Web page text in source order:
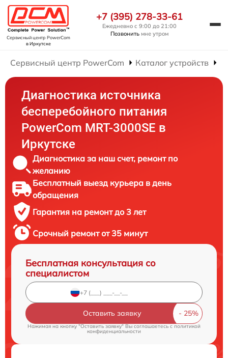
Сервисный центр PowerCom
в Иркутске
+7 (395) 278-33-61
Ежедневно с 9:00 до 21:00
Позвонить мне утром
Сервисный центр PowerCom Каталог устройств
Диагностика источника
бесперебойного питания
PowerCom MRT-3000SE в
Иркутске
Диагностика за наш счет, ремонт по
желанию
Бесплатный выезд курьера в день
обращения
Гарантия на ремонт до 3 лет
Срочный ремонт от 35 минут
Бесплатная консультация со
специалистом
Оставить заявку
Нажимая на кнопку "Оставить заявку" Вы соглашаетесь cполитикой
конфиденциальности